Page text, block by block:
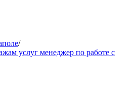
/
услуг менеджер по работе с